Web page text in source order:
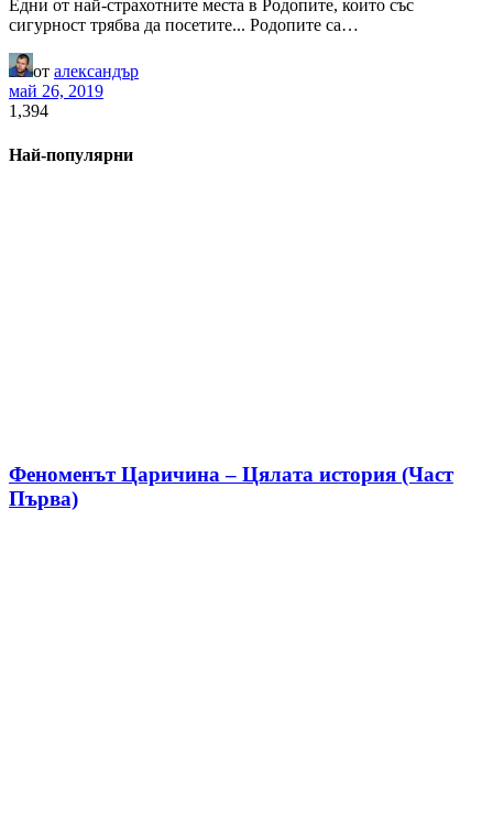
Едни от най-страхотните места в Родопите, които със
сигурност трябва да посетите... Родопите са…
от александър
май 26, 2019
1,394
Най-популярни
Феноменът Царичина – Цялата история (Част
Първа)